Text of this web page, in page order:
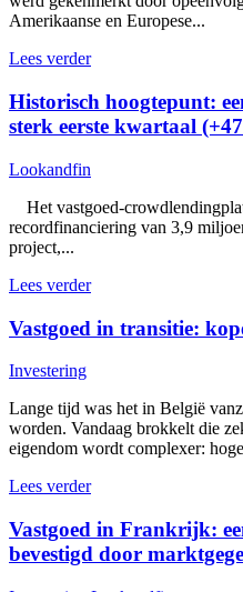
Amerikaanse en Europese...
Lees verder
Historisch hoogtepunt:
sterk eerste kwartaal
Lookandfin
Het vastgoed-
recordfinanciering van 3,9
project,...
Lees verder
Vastgoed in transitie:
Investering
Lange tijd was het in België
worden. Vandaag brokkelt die
eigendom wordt complexer:
Lees verder
Vastgoed in Frankrijk:
bevestigd door